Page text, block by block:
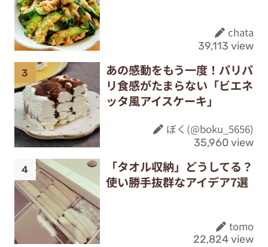
chata
39,113 view
あの感動をもう一度！パリパ
リ食感がたまらない「ビエネ
ッタ風アイスケーキ」
ぼく(@boku_5656)
35,960 view
「タオル収納」どうしてる？
使い勝手抜群なアイデア7選
tomo
22,824 view